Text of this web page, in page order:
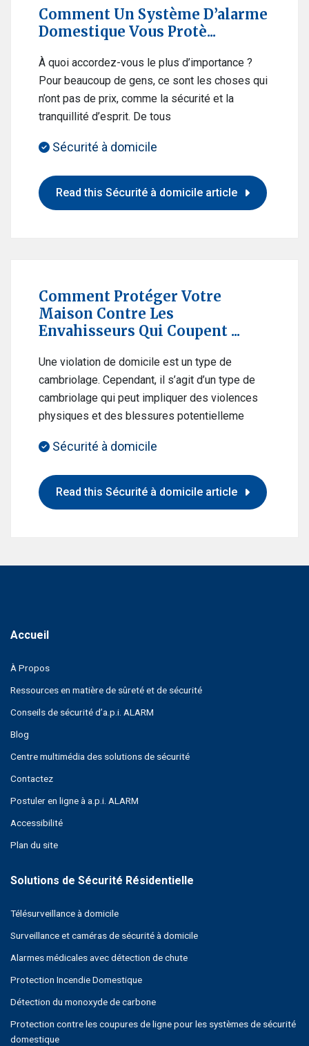
Comment Un Système D’alarme
Domestique Vous Protè...
À quoi accordez-vous le plus d’importance ?
Pour beaucoup de gens, ce sont les choses qui
n’ont pas de prix, comme la sécurité et la
tranquillité d’esprit. De tous
Sécurité à domicile
Read this Sécurité à domicile article
Comment Protéger Votre
Maison Contre Les
Envahisseurs Qui Coupent ...
Une violation de domicile est un type de
cambriolage. Cependant, il s’agit d’un type de
cambriolage qui peut impliquer des violences
physiques et des blessures potentielleme
Sécurité à domicile
Read this Sécurité à domicile article
À Propos
Ressources en matière de sûreté et de sécurité
Conseils de sécurité d’a.p.i. ALARM
Blog
Centre multimédia des solutions de sécurité
Contactez
Postuler en ligne à a.p.i. ALARM
Accessibilité
Plan du site
Télésurveillance à domicile
Surveillance et caméras de sécurité à domicile
Alarmes médicales avec détection de chute
Protection Incendie Domestique
Détection du monoxyde de carbone
Protection contre les coupures de ligne pour les systèmes de sécurité
domestique